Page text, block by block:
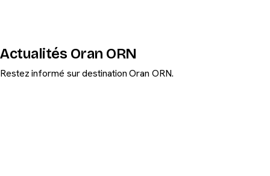
Actualités Oran ORN
Restez informé sur destination Oran ORN.